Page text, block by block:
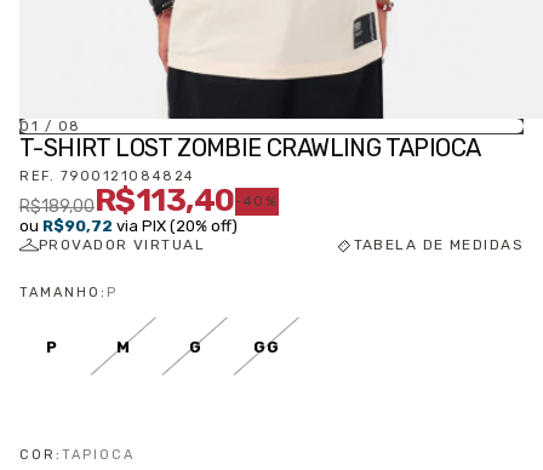
01 / 08
T-SHIRT LOST ZOMBIE CRAWLING TAPIOCA
REF. 7900121084824
R$189,00R$113,40-40 %
ou R$90,72 via PIX (20% off)
PROVADOR VIRTUAL TABELA DE MEDIDAS
TAMANHO: P
P M G GG
COR: TAPIOCA